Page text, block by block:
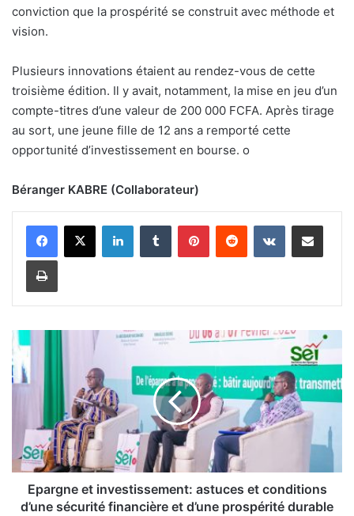
conviction que la prospérité se construit avec méthode et
vision.
Plusieurs innovations étaient au rendez-vous de cette
troisième édition. Il y avait, notamment, la mise en jeu d’un
compte-titres d’une valeur de 200 000 FCFA. Après tirage
au sort, une jeune fille de 12 ans a remporté cette
opportunité d’investissement en bourse. o
Béranger KABRE (Collaborateur)
E
p
a
r
t
Epargne et investissement: astuces et conditions
d’une sécurité financière et d’une prospérité durable